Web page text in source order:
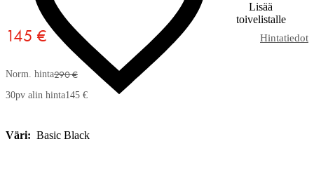
Lisää
toivelistalle
145 € Hintatiedot
Norm. hinta290 €
30pv alin hinta145 €
Väri: Basic Black